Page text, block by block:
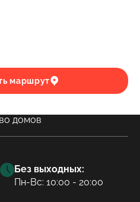
маршрут
Без выходных:
Пн-Вс: 10:00 - 20:00